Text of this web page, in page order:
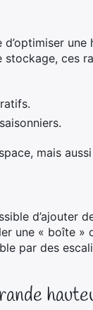
ces
mais
d’ajouter
une « boîte »
par des